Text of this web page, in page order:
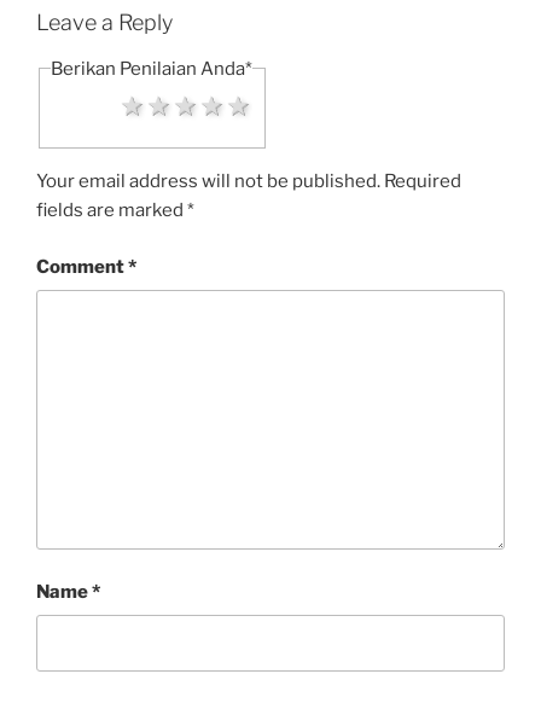
Leave a Reply
Berikan Penilaian Anda*
4 stars
3 stars
2 stars
1 star
Your email address will not be published. Required
fields are marked *
Comment*
Name*